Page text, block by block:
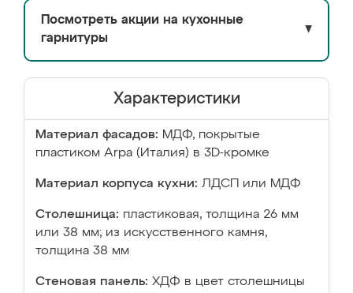
Посмотреть акции на кухонные
гарнитуры
▼
Характеристики
Материал фасадов: МДФ, покрытые
пластиком Arpa (Италия) в 3D-кромке
Материал корпуса кухни: ЛДСП или МДФ
Столешница: пластиковая, толщина 26 мм
или 38 мм; из искусственного камня,
толщина 38 мм
Стеновая панель: ХДФ в цвет столешницы